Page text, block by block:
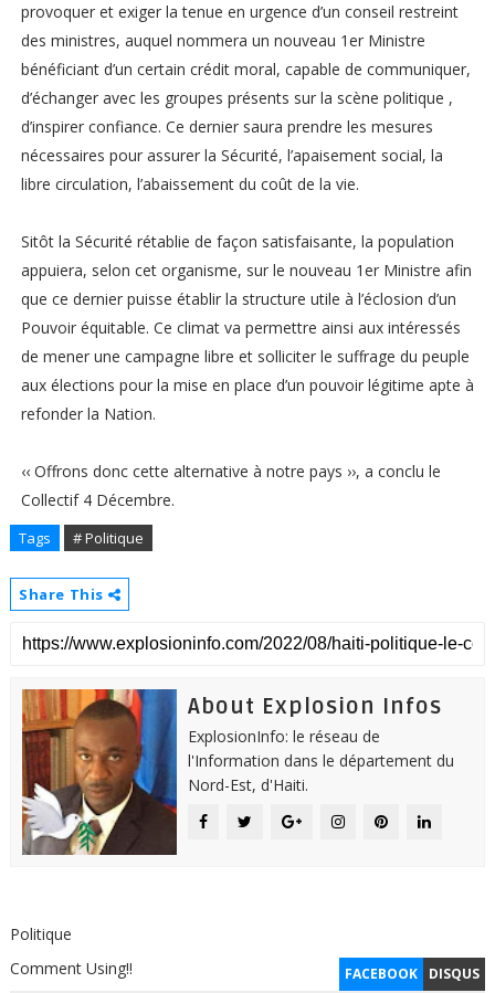
provoquer et exiger la tenue en urgence d’un conseil restreint
des ministres, auquel nommera un nouveau 1er Ministre
bénéficiant d’un certain crédit moral, capable de communiquer,
d’échanger avec les groupes présents sur la scène politique ,
d’inspirer confiance. Ce dernier saura prendre les mesures
nécessaires pour assurer la Sécurité, l’apaisement social, la
libre circulation, l’abaissement du coût de la vie.
Sitôt la Sécurité rétablie de façon satisfaisante, la population
appuiera, selon cet organisme, sur le nouveau 1er Ministre afin
que ce dernier puisse établir la structure utile à l’éclosion d’un
Pouvoir équitable. Ce climat va permettre ainsi aux intéressés
de mener une campagne libre et solliciter le suffrage du peuple
aux élections pour la mise en place d’un pouvoir légitime apte à
refonder la Nation.
‹‹ Offrons donc cette alternative à notre pays ››, a conclu le
Collectif 4 Décembre.
Tags # Politique
Share This
About Explosion Infos
ExplosionInfo: le réseau de
l'Information dans le département du
Nord-Est, d'Haiti.
Politique
FACEBOOK DISQUS
Comment Using!!